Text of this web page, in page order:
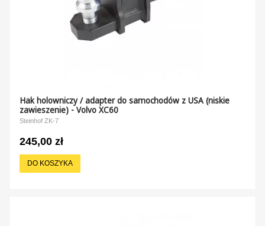
Hak holowniczy / adapter do samochodów z USA (niskie
zawieszenie) - Volvo XC60
Steinhof ZK-7
245,00 zł
DO KOSZYKA